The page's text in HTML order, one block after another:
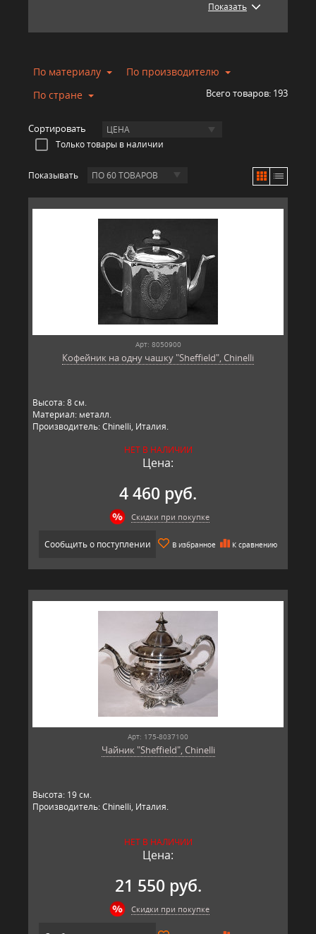
Показать
По материалу
По производителю
По стране
Всего товаров: 193
Сортировать ЦЕНА
Только товары в наличии
Показывать ПО 60 ТОВАРОВ
Арт: 8050900
Кофейник на одну чашку "Sheffield", Chinelli
Высота: 8 см.
Материал: металл.
Производитель: Chinelli, Италия.
НЕТ В НАЛИЧИИ
Цена:
4 460 руб.
Скидки при покупке
Сообщить о поступлении В избранное К сравнению
Арт: 175-8037100
Чайник "Sheffield", Chinelli
Высота: 19 см.
Производитель: Chinelli, Италия.
НЕТ В НАЛИЧИИ
Цена:
21 550 руб.
Скидки при покупке